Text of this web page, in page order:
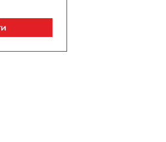
пожар